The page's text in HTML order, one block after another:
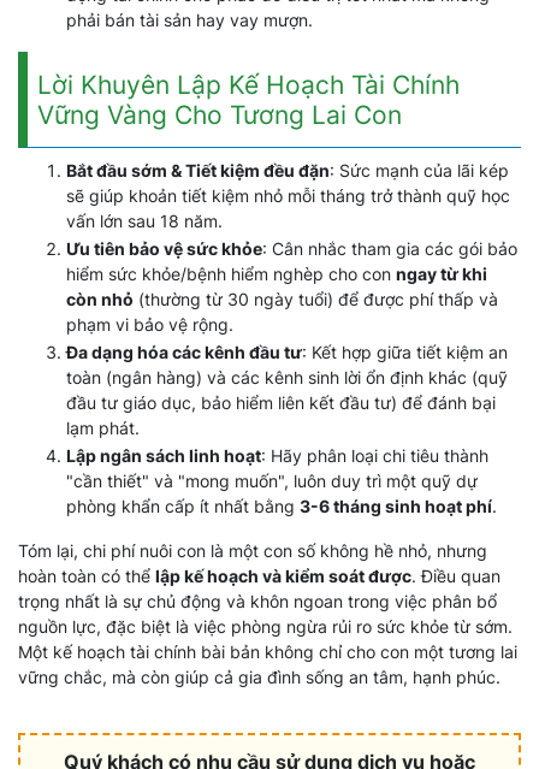
phải bán tài sản hay vay mượn.
Lời Khuyên Lập Kế Hoạch Tài Chính
Vững Vàng Cho Tương Lai Con
Bắt đầu sớm & Tiết kiệm đều đặn: Sức mạnh của lãi kép
sẽ giúp khoản tiết kiệm nhỏ mỗi tháng trở thành quỹ học
vấn lớn sau 18 năm.
Ưu tiên bảo vệ sức khỏe: Cân nhắc tham gia các gói bảo
hiểm sức khỏe/bệnh hiểm nghèp cho con ngay từ khi
còn nhỏ (thường từ 30 ngày tuổi) để được phí thấp và
phạm vi bảo vệ rộng.
Đa dạng hóa các kênh đầu tư: Kết hợp giữa tiết kiệm an
toàn (ngân hàng) và các kênh sinh lời ổn định khác (quỹ
đầu tư giáo dục, bảo hiểm liên kết đầu tư) để đánh bại
lạm phát.
Lập ngân sách linh hoạt: Hãy phân loại chi tiêu thành
"cần thiết" và "mong muốn", luôn duy trì một quỹ dự
phòng khẩn cấp ít nhất bằng 3-6 tháng sinh hoạt phí.
Tóm lại, chi phí nuôi con là một con số không hề nhỏ, nhưng
hoàn toàn có thể lập kế hoạch và kiểm soát được. Điều quan
trọng nhất là sự chủ động và khôn ngoan trong việc phân bổ
nguồn lực, đặc biệt là việc phòng ngừa rủi ro sức khỏe từ sớm.
Một kế hoạch tài chính bài bản không chỉ cho con một tương lai
vững chắc, mà còn giúp cả gia đình sống an tâm, hạnh phúc.
Quý khách có nhu cầu sử dụng dịch vụ hoặc